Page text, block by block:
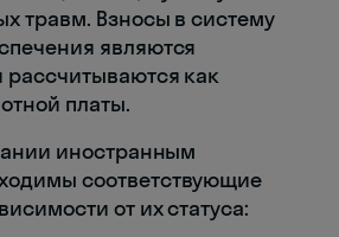
травм. Взносы в систему
являются
как
платы.
иностранным
соответствующие
от их статуса: